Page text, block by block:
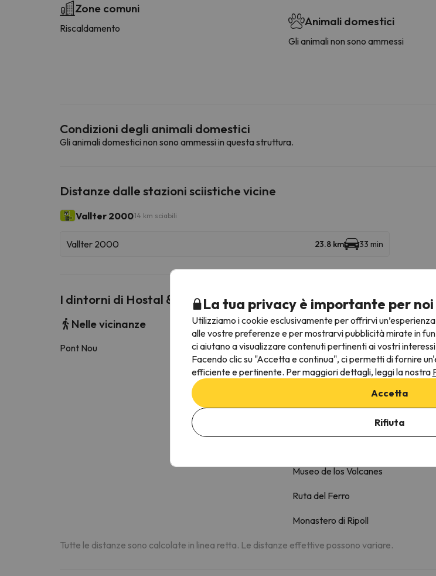
Zone comuni
Riscaldamento Animali domestici
Gli animali non sono ammessi
Condizioni degli animali domestici
Gli animali domestici non sono ammessi in questa struttura.
Distanze dalle stazioni sciistiche vicine
Vallter 200014 km sciabili
Vallter 2000 23.8 km 33 min
I dintorni di Hostal & Restaurant La Placeta
Nelle vicinanze
Pont Nou 230 m
Luoghi di interesse
Molló Parc | Parc d'animals
El Taga
Estació Vallter 2000
Museo de los Volcanes
Ruta del Ferro
Monastero di Ripoll
Tutte le distanze sono calcolate in linea retta. Le distanze effettive possono variare.
La tua privacy è importante per noi
Utilizziamo i cookie esclusivamente per offrirvi
alle vostre preferenze e per mostrarvi pubblicità mirate in
ci aiutano a visualizzare contenuti pertinenti ai vostri
Facendo clic su "Accetta e continua", ci permetti di fornire
efficiente e pertinente. Per maggiori dettagli, leggi la nostra
Accetta
Rifiuta